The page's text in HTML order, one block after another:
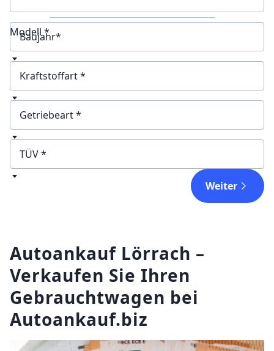
Modell *
Baujahr
Kraftstoffart
Getriebeart
Weiter
Autoankauf Lörrach –
Verkaufen Sie Ihren
Gebrauchtwagen bei
Autoankauf.biz